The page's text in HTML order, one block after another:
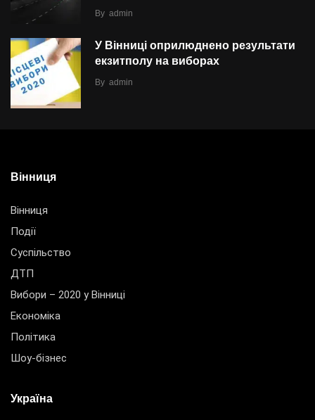
By admin
У Вінниці оприлюднено результати
екзитполу на виборах
By admin
Вінниця
Вінниця
Події
Суспільство
ДТП
Вибори – 2020 у Вінниці
Економіка
Політика
Шоу-бізнес
Україна